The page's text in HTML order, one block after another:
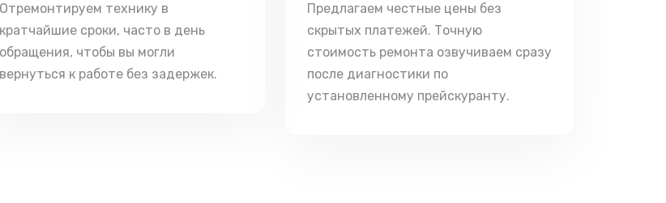
Отремонтируем технику в
кратчайшие сроки, часто в день
обращения, чтобы вы могли
вернуться к работе без задержек.
Предлагаем честные цены без
скрытых платежей. Точную
стоимость ремонта озвучиваем сразу
после диагностики по
установленному прейскуранту.